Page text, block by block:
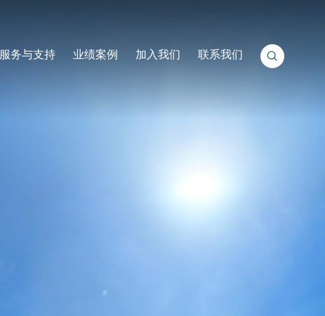
服务与支持 业绩案例 加入我们 联系我们 